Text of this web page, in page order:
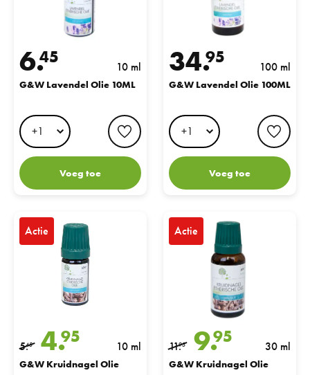
6.
45 10 ml
G&W Lavendel Olie 10ML
favorite button
Voeg toe
34.
95 100 ml
G&W Lavendel Olie 100ML
Voeg toe
G&W Kruidnagel Olie 10ML
Actie
5.
45 4.
95 10 ml
G&W Kruidnagel Olie
G&W Kruidnagel Olie 30ML
Actie
11.
95 9.
95 30 ml
G&W Kruidnagel Olie